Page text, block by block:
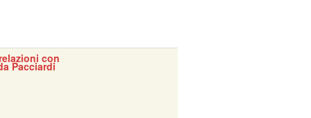
con
Pacciardi